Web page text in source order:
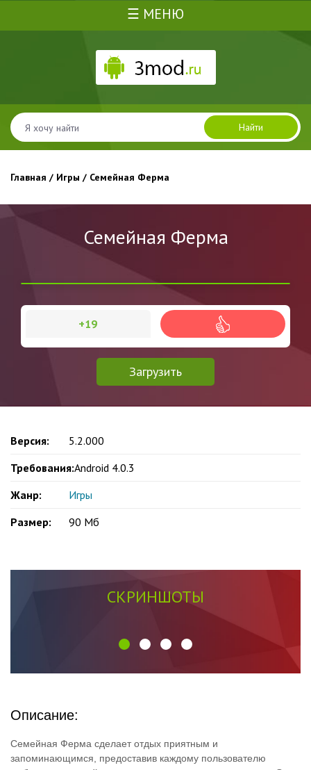
☰ МЕНЮ
Найти
Главная / Игры / Семейная Ферма
Семейная Ферма
Загрузить
+19
Версия:
5.2.000
Требования:Android 4.0.3
Жанр:
Игры
Размер:
90 Мб
СКРИНШОТЫ
Описание:
Семейная Ферма сделает отдых приятным и
запоминающимся, предоставив каждому пользователю